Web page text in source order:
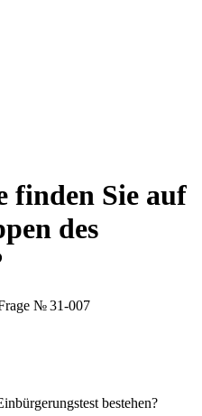
finden Sie auf
des
№ 31-007
bestehen?